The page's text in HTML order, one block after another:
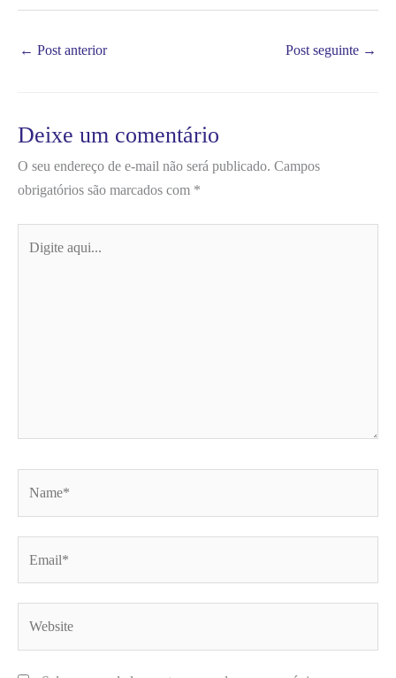
← Post anterior Post seguinte →
Deixe um comentário
O seu endereço de e-mail não será publicado. Campos
obrigatórios são marcados com *
aqui...